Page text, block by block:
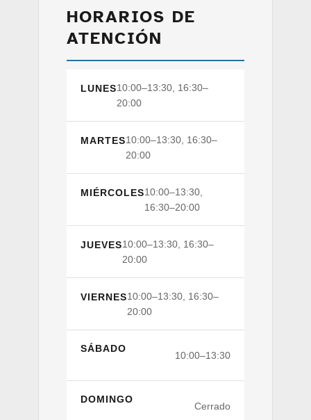
HORARIOS DE
ATENCIÓN
LUNES10:00–13:30, 16:30–
20:00
MARTES10:00–13:30, 16:30–
20:00
MIÉRCOLES10:00–13:30,
16:30–20:00
JUEVES10:00–13:30, 16:30–
20:00
VIERNES10:00–13:30, 16:30–
20:00
SÁBADO
10:00–13:30
DOMINGO
Cerrado